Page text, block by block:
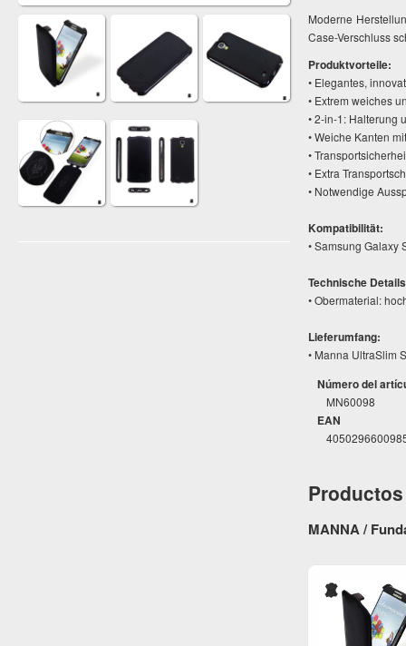
Moderne
Case-Verschluss
Produktvorteile:
• Elegantes,
• Extrem weiches
• 2-in-1: Halterung
• Weiche Kanten
•
• Extra
• Notwendige
Kompatibilität:
• Samsung Galaxy
Technische
• Obermaterial:
Lieferumfang:
• Manna UltraSlim
Número del
MN60098
EAN
MANNA /